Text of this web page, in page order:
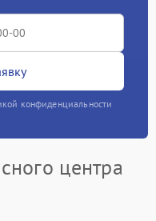
конфиденциальности
центра